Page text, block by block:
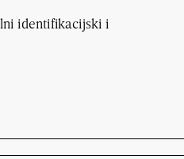
identifikacijski i